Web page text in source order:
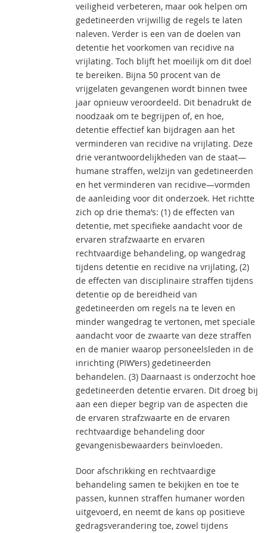
veiligheid verbeteren, maar ook helpen om
gedetineerden vrijwillig de regels te laten
naleven. Verder is een van de doelen van
detentie het voorkomen van recidive na
vrijlating. Toch blijft het moeilijk om dit doel
te bereiken. Bijna 50 procent van de
vrijgelaten gevangenen wordt binnen twee
jaar opnieuw veroordeeld. Dit benadrukt de
noodzaak om te begrijpen of, en hoe,
detentie effectief kan bijdragen aan het
verminderen van recidive na vrijlating. Deze
drie verantwoordelijkheden van de staat—
humane straffen, welzijn van gedetineerden
en het verminderen van recidive—vormden
de aanleiding voor dit onderzoek. Het richtte
zich op drie thema’s: (1) de effecten van
detentie, met specifieke aandacht voor de
ervaren strafzwaarte en ervaren
rechtvaardige behandeling, op wangedrag
tijdens detentie en recidive na vrijlating, (2)
de effecten van disciplinaire straffen tijdens
detentie op de bereidheid van
gedetineerden om regels na te leven en
minder wangedrag te vertonen, met speciale
aandacht voor de zwaarte van deze straffen
en de manier waarop personeelsleden in de
inrichting (PIW’ers) gedetineerden
behandelen. (3) Daarnaast is onderzocht hoe
gedetineerden detentie ervaren. Dit droeg bij
aan een dieper begrip van de aspecten die
de ervaren strafzwaarte en de ervaren
rechtvaardige behandeling door
gevangenisbewaarders beïnvloeden.
Door afschrikking en rechtvaardige
behandeling samen te bekijken en toe te
passen, kunnen straffen humaner worden
uitgevoerd, en neemt de kans op positieve
gedragsverandering toe, zowel tijdens